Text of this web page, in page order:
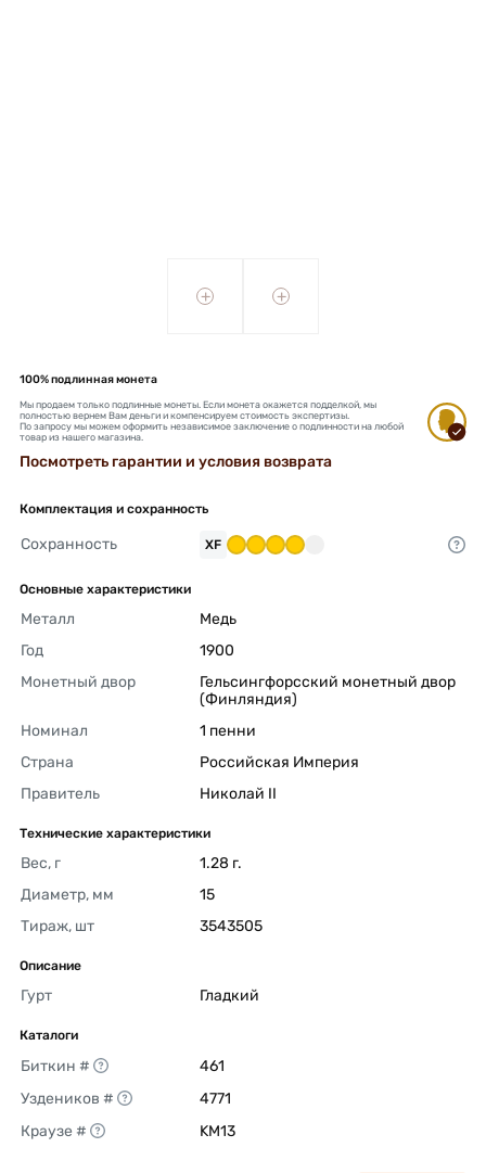
+ +
100% подлинная монета
Мы продаем только подлинные монеты. Если монета окажется подделкой, мы
полностью вернем Вам деньги и компенсируем стоимость экспертизы.
По запросу мы можем оформить независимое заключение о подлинности на любой
товар из нашего магазина.
Посмотреть гарантии и условия возврата
Комплектация и сохранность
Сохранность XF
Основные характеристики
Металл
Медь
Год
1900
Монетный двор
Гельсингфорсский монетный двор
(Финляндия)
Номинал
1 пенни
Страна
Российская Империя
Правитель
Николай II
Технические характеристики
Вес, г
1.28 г.
Диаметр, мм
15
Тираж, шт
3543505
Описание
Гурт Гладкий
Каталоги
Биткин #
461
Уздеников #
4771
Краузе #
KM13